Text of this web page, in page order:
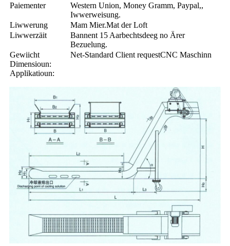
Paiementer
Western Union, Money Gramm, Paypal,,
Iwwerweisung.
Liwwerung
Mam Mier.Mat der Loft
Liwwerzäit
Bannent 15 Aarbechtsdeeg no Ärer
Bezuelung.
Gewiicht
Dimensioun:
Applikatioun:
Net-Standard Client requestCNC Maschinn